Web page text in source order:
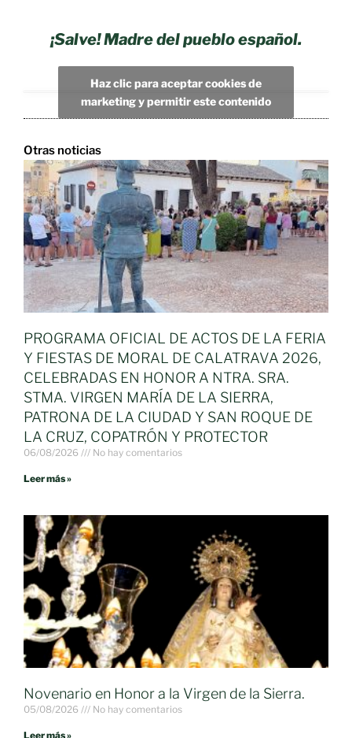
¡Salve! Madre del pueblo español.
Haz clic para aceptar cookies de
marketing y permitir este contenido
Otras noticias
PROGRAMA OFICIAL DE ACTOS DE LA FERIA
Y FIESTAS DE MORAL DE CALATRAVA 2026,
CELEBRADAS EN HONOR A NTRA. SRA.
STMA. VIRGEN MARÍA DE LA SIERRA,
PATRONA DE LA CIUDAD Y SAN ROQUE DE
LA CRUZ, COPATRÓN Y PROTECTOR
06/08/2026 No hay comentarios
Leer más »
Novenario en Honor a la Virgen de la Sierra.
05/08/2026 No hay comentarios
Leer más »